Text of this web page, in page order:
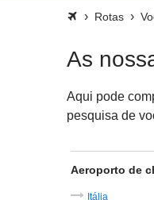
Rotas
As
Aqui pode
pesquisa de
Aeroporto de
Itália